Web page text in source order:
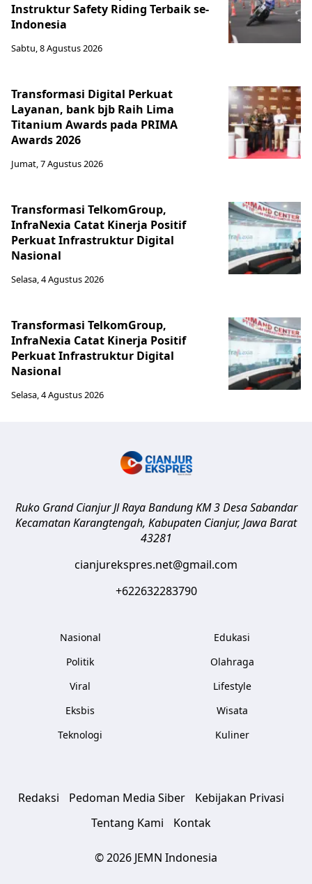
Instruktur Safety Riding Terbaik se-
Indonesia
Sabtu, 8 Agustus 2026
Transformasi Digital Perkuat
Layanan, bank bjb Raih Lima
Titanium Awards pada PRIMA
Awards 2026
Jumat, 7 Agustus 2026
Transformasi TelkomGroup,
InfraNexia Catat Kinerja Positif
Perkuat Infrastruktur Digital
Nasional
Selasa, 4 Agustus 2026
Transformasi TelkomGroup,
InfraNexia Catat Kinerja Positif
Perkuat Infrastruktur Digital
Nasional
Selasa, 4 Agustus 2026
Ruko Grand Cianjur Jl Raya Bandung KM 3 Desa Sabandar
Kecamatan Karangtengah, Kabupaten Cianjur, Jawa Barat
43281
cianjurekspres.net@gmail.com
+622632283790
Nasional
Politik
Viral
Eksbis
Teknologi
Edukasi
Olahraga
Lifestyle
Wisata
Kuliner
Redaksi Pedoman Media Siber
Kebijakan Privasi
Tentang Kami
Kontak
© 2026 JEMN Indonesia